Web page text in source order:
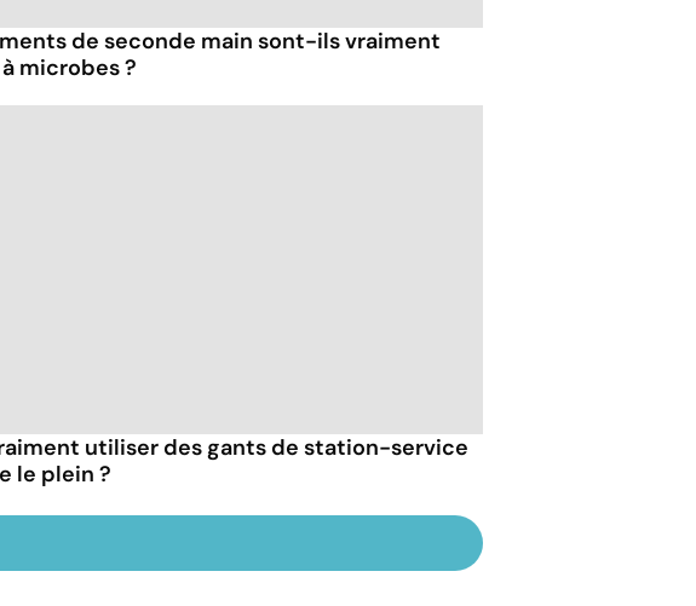
de seconde main sont-ils vraiment
microbes ?
utiliser des gants de station-service
le plein ?